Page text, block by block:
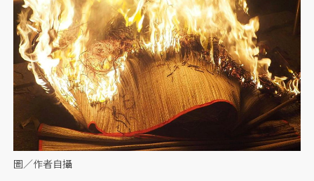
圖／作者自攝